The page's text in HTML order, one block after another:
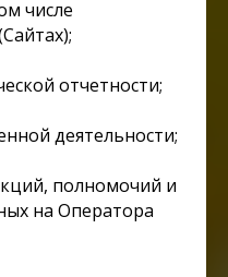
числе
отчетности;
деятельности;
полномочий и
на Оператора